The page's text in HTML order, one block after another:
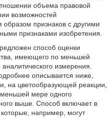
объема правовой
возможностей
признаков с другими
признаками изобретения.
способ оценки
имеющего по меньшей
измерения.
описывается ниже,
на цветообразующей реакции,
мере одного
выше. Способ включает в
например, могут